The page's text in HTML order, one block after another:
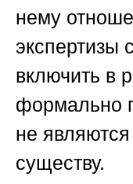
нему
экспертизы
включить в
формально
не
существу.